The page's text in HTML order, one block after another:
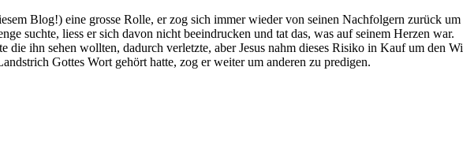
Blog!) eine grosse Rolle, er zog sich immer wieder von seinen Nachfolgern zurück
suchte, liess er sich davon nicht beeindrucken und tat das, was auf seinem Herzen war.
die ihn sehen wollten, dadurch verletzte, aber Jesus nahm dieses Risiko in Kauf um den
Gottes Wort gehört hatte, zog er weiter um anderen zu predigen.